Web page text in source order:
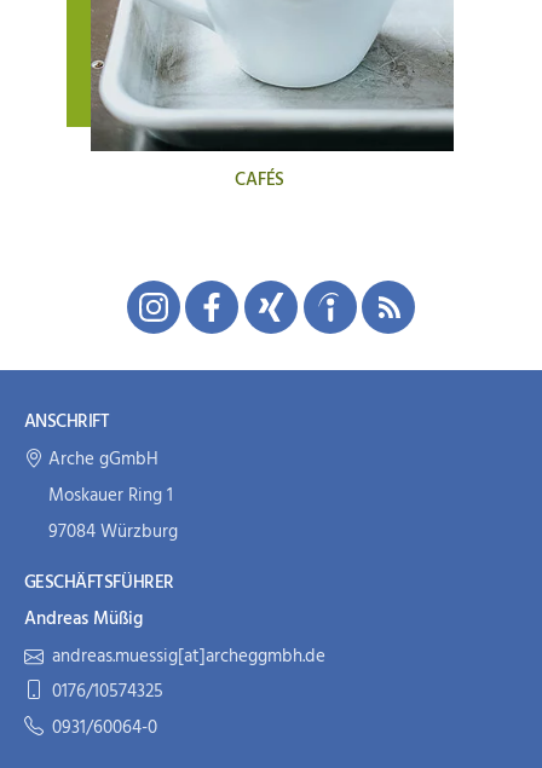
CAFÉS
ANSCHRIFT
Arche gGmbH
Moskauer Ring 1
97084 Würzburg
GESCHÄFTSFÜHRER
Andreas Müßig
andreas.muessig[at]archeggmbh.de
0176/10574325
0931/60064-0